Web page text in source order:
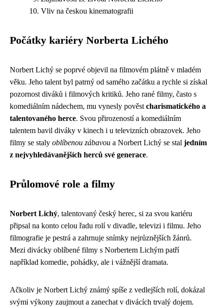
Vliv na českou kinematografii
Počátky kariéry Norberta Lichého
Norbert Lichý se poprvé objevil na filmovém plátně v mladém
věku. Jeho talent byl patrný od samého začátku a rychle si získal
pozornost diváků i filmových kritiků. Jeho rané filmy, často s
komediálním nádechem, mu vynesly pověst charismatického a
talentovaného herce. Svou přirozeností a komediálním
talentem bavil diváky v kinech i u televizních obrazovek. Jeho
filmy se staly oblíbenou zábavou a Norbert Lichý se stal jedním
z nejvyhledávanějších herců své generace.
Průlomové role a filmy
Norbert Lichý, talentovaný český herec, si za svou kariéru
připsal na konto celou řadu rolí v divadle, televizi i filmu. Jeho
filmografie je pestrá a zahrnuje snímky nejrůznějších žánrů.
Mezi divácky oblíbené filmy s Norbertem Lichým patří
například komedie, pohádky, ale i vážnější dramata.
Ačkoliv je Norbert Lichý známý spíše z vedlejších rolí, dokázal
svými výkony zaujmout a zanechat v divácích trvalý dojem.